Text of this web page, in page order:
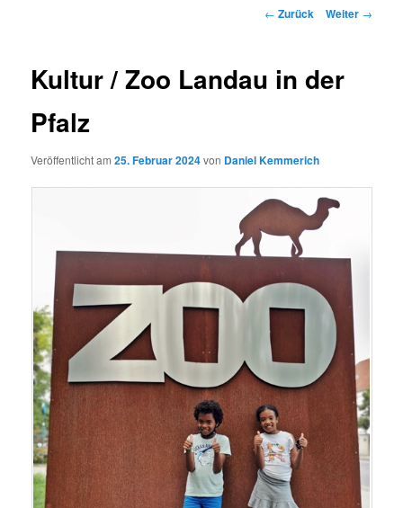
Beitrags-
← Zurück Weiter →
Kultur / Zoo Landau in der
Pfalz
Veröffentlicht am25. Februar 2024von Daniel Kemmerich